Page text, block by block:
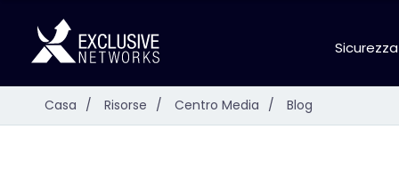
Casa / Risorse / Centro Media / Blog